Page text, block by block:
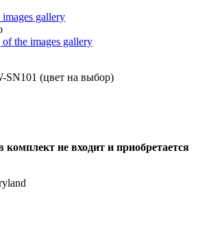
gallery
the images gallery
SN101 (цвет на выбор)
не входит и приобретается